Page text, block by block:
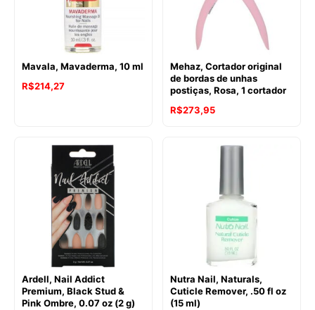
Mavala, Mavaderma, 10 ml
R$214,27
Mehaz, Cortador original
de bordas de unhas
postiças, Rosa, 1 cortador
R$273,95
Ardell, Nail Addict
Premium, Black Stud &
Pink Ombre, 0.07 oz (2 g)
Nutra Nail, Naturals,
Cuticle Remover, .50 fl oz
(15 ml)